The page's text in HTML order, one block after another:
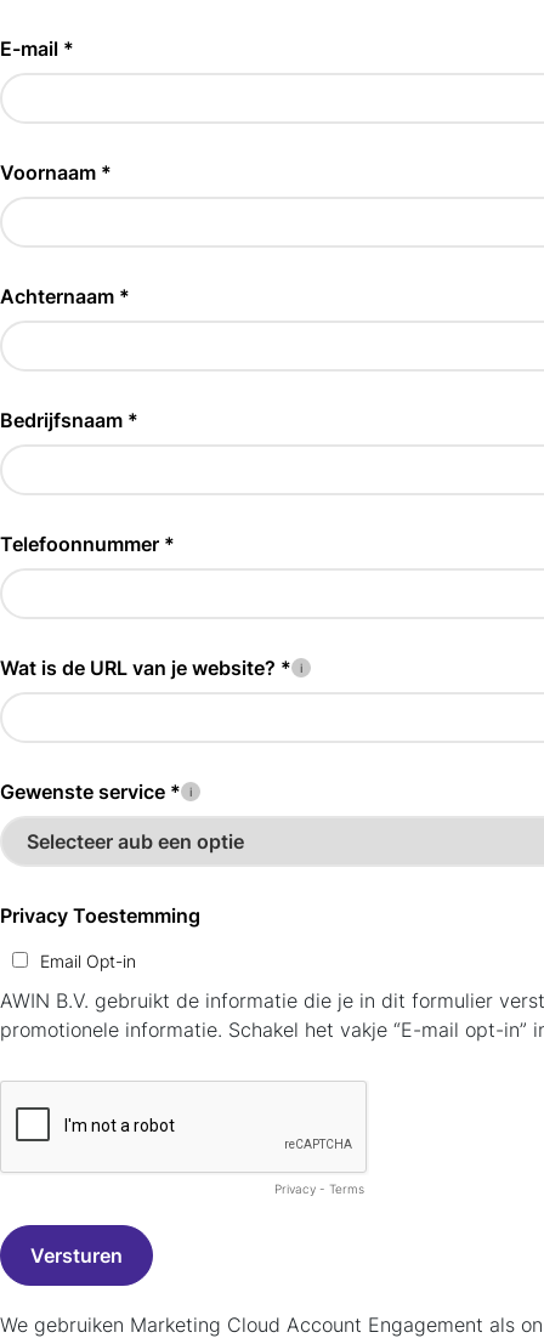
E-mail *
Voornaam *
Achternaam *
Bedrijfsnaam *
Telefoonnummer *
Wat is de URL van je website? *
Gewenste service *
Privacy Toestemming
Email Opt-in
AWIN B.V. gebruikt de informatie die je in dit formulier
promotionele informatie. Schakel het vakje “E-mail opt-
Privacy - Terms
We gebruiken Marketing Cloud Account Engagement als